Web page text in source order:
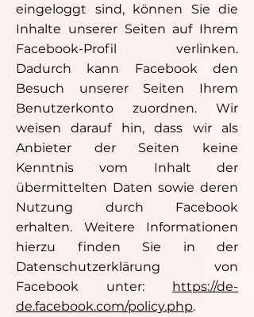
eingeloggt sind, können Sie die
Inhalte unserer Seiten auf Ihrem
Facebook-Profil verlinken.
Dadurch kann Facebook den
Besuch unserer Seiten Ihrem
Benutzerkonto zuordnen. Wir
weisen darauf hin, dass wir als
Anbieter der Seiten keine
Kenntnis vom Inhalt der
übermittelten Daten sowie deren
Nutzung durch Facebook
erhalten. Weitere Informationen
hierzu finden Sie in der
Datenschutzerklärung von
Facebook unter: https://de-
de.facebook.com/policy.php.